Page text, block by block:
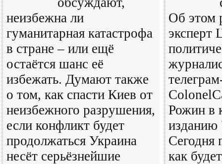
неизбежна ли
гуманитарная катастрофа
в стране – или ещё
остаётся шанс её
избежать. Думают также
о том, как спасти Киев от
неизбежного разрушения,
если конфликт будет
продолжаться Украина
несёт серьёзнейшие
Об этом
эксперт
Рожин в
изданию
Сегодня
как